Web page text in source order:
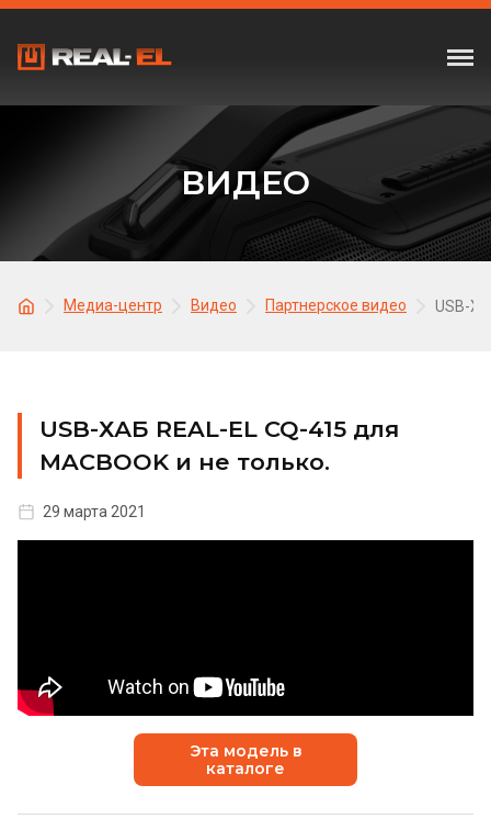
ВИДЕО
Медиа-центр Видео Партнерское видео USB-
USB-ХАБ REAL-EL CQ-415 для
MACBOOK и не только.
29 марта 2021
Эта модель в
каталоге